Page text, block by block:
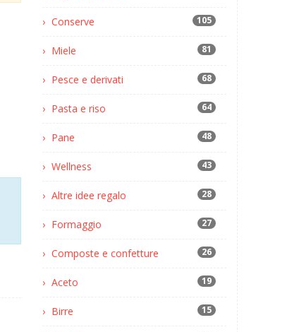
Conserve 105
Miele 81
Pesce e derivati 68
Pasta e riso 64
Pane 48
Wellness 43
Altre idee regalo 28
Formaggio 27
Composte e confetture 26
Aceto 19
Birre 15